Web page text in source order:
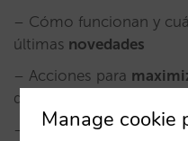
– Cómo funcionan y
últimas novedades
– Acciones para
de los metabuscadores
– La importancia de un
Manage cookie